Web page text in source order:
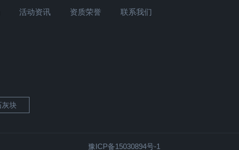
活动资讯 资质荣誉 联系我们
灰块
豫ICP备15030894号-1